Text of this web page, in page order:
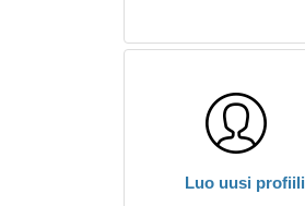
Luo uusi profiili